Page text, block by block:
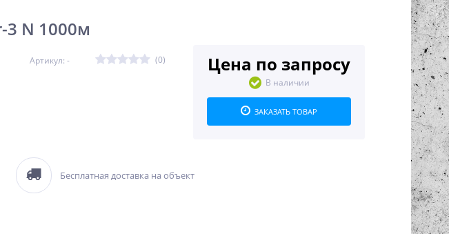
N 1000м
Артикул: - (0) Цена по запросу
В наличии
ЗАКАЗАТЬ ТОВАР
Бесплатная доставка на объект